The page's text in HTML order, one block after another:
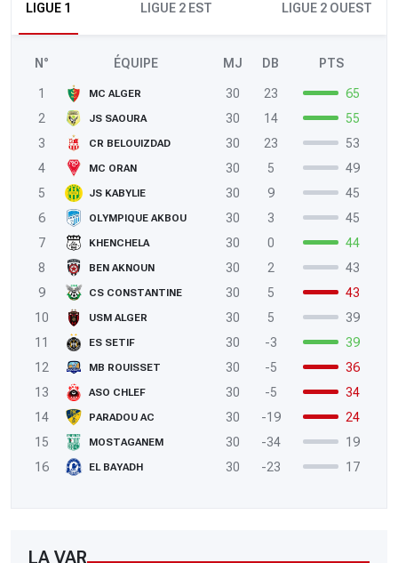
LIGUE 1 LIGUE 2 EST LIGUE 2 OUEST
N° ÉQUIPE MJ DB PTS
1 MC ALGER 30 23
65
2
JS SAOURA 30 14
55
3
CR BELOUIZDAD 30 23
53
4
MC ORAN 30 5
49
5
JS KABYLIE 30 9
45
6
OLYMPIQUE AKBOU 30 3
45
7
KHENCHELA 30 0
44
8
BEN AKNOUN 30 2
43
9
CS CONSTANTINE 30 5
43
10
USM ALGER 30 5
39
11
ES SETIF 30 -3
39
12
MB ROUISSET 30 -5
36
13
ASO CHLEF 30 -5
34
14
PARADOU AC 30 -19
24
15
MOSTAGANEM 30 -34
19
16
EL BAYADH 30 -23 17
LA VAR